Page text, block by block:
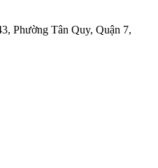
Phường Tân Quy, Quận 7,